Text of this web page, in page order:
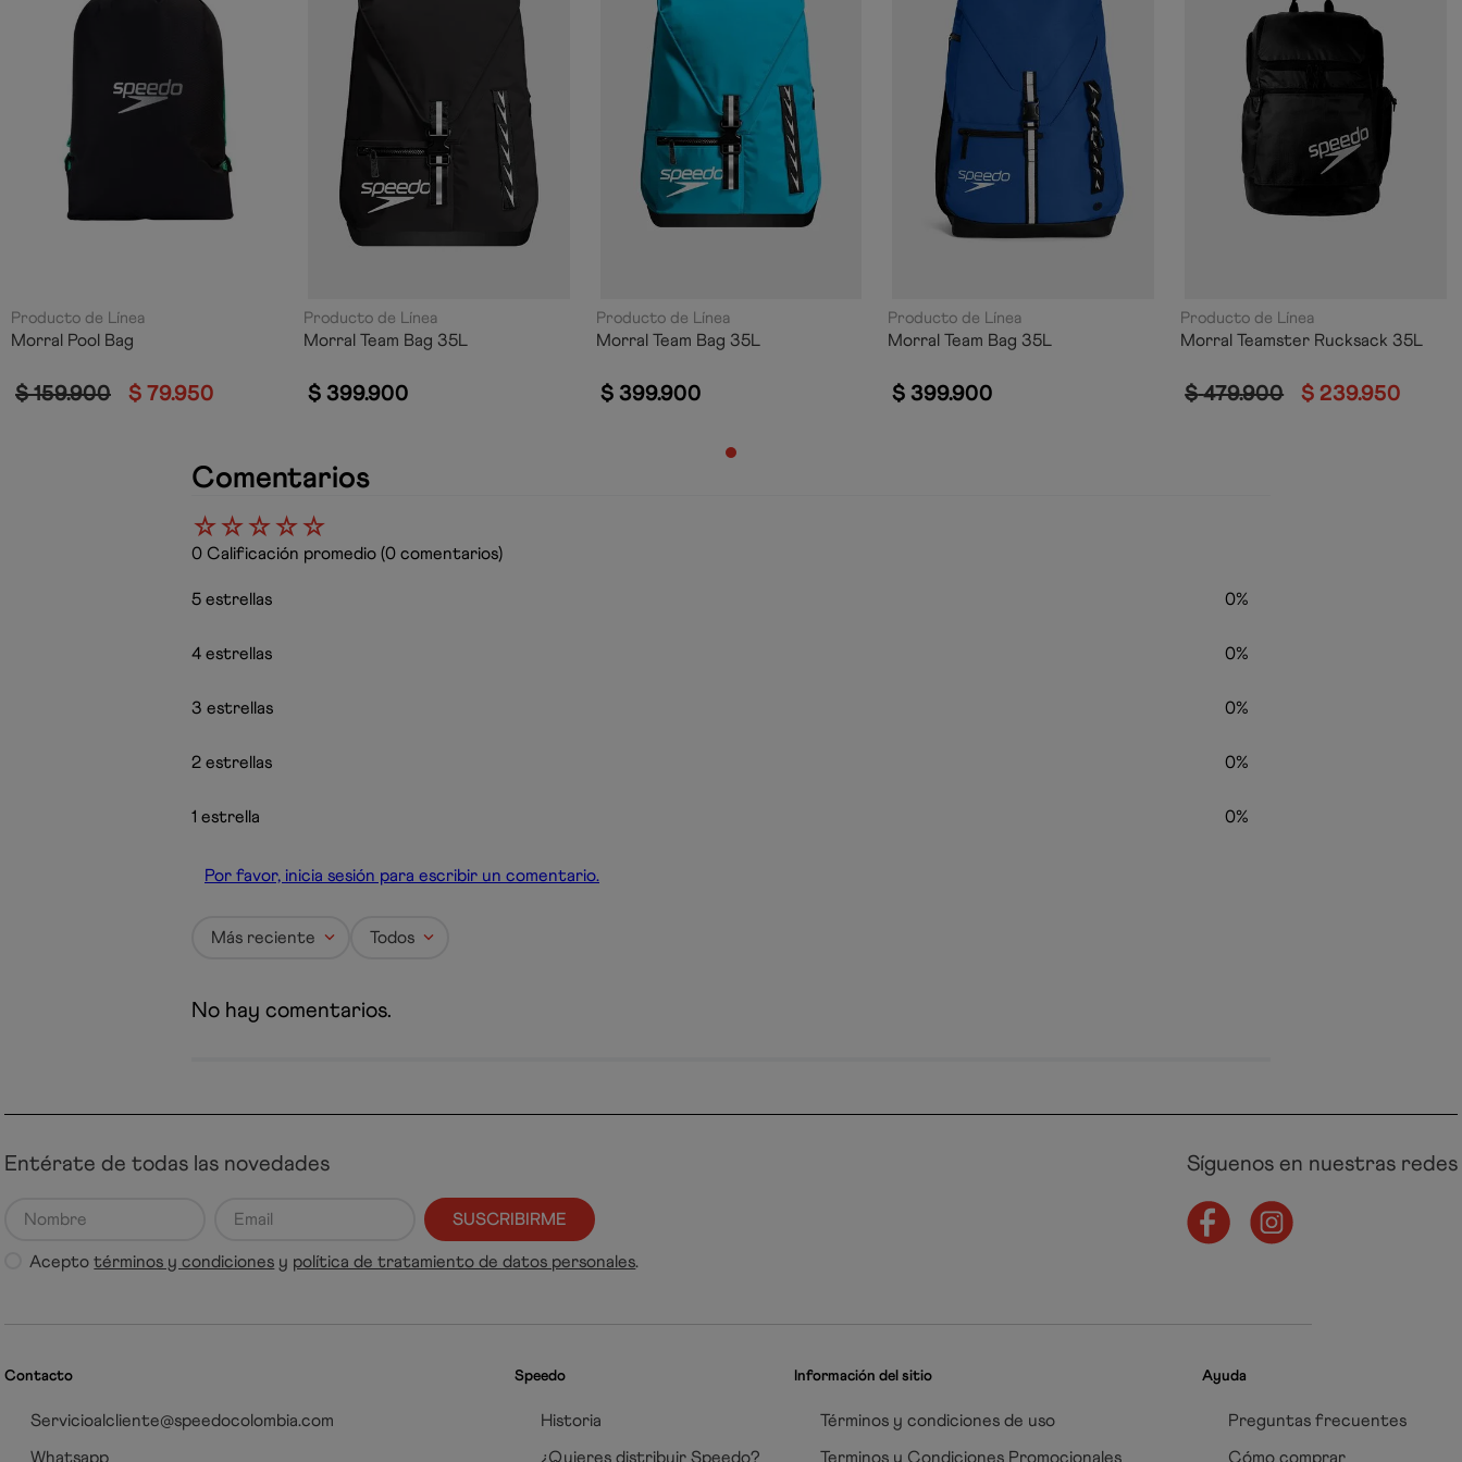
Producto de Línea
Morral Pool Bag
$ 159.900 $ 79.950
Producto de Línea
Morral Team Bag 35L
$ 399.900
Producto de Línea
Morral Team Bag 35L
$ 399.900
Producto de Línea
Morral Team Bag 35L
$ 399.900
Producto de Línea
Morral Teamster Rucksack 35L
$ 479.900 $ 239.950
Comentarios
☆☆☆☆☆
0 Calificación promedio (0 comentarios)
5 estrellas 0%
4 estrellas 0%
3 estrellas 0%
2 estrellas 0%
1 estrella 0%
Por favor, inicia sesión para escribir un comentario.
Más reciente Todos
No hay comentarios.
Entérate de todas las novedades
SUSCRIBIRME
Aceptotérminos y condiciones y política de tratamiento de datos personales.
Síguenos en nuestras redes
Contacto
Servicioalcliente@speedocolombia.com
Whatsapp
Speedo
Historia
¿Quieres distribuir Speedo?
Información del sitio
Términos y condiciones de uso
Terminos y Condiciones Promocionales
Ayuda
Preguntas frecuentes
Cómo comprar